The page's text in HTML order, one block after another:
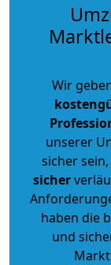
Wir
unserer
sicher
sicher
haben die
und